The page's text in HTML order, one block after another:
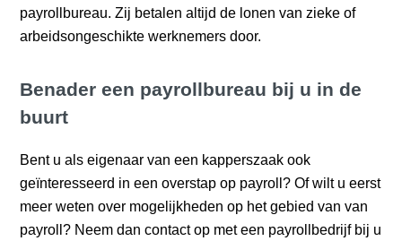
payrollbureau. Zij betalen altijd de lonen van zieke of
arbeidsongeschikte werknemers door.
Benader een payrollbureau bij u in de
buurt
Bent u als eigenaar van een kapperszaak ook
geïnteresseerd in een overstap op payroll? Of wilt u eerst
meer weten over mogelijkheden op het gebied van van
payroll? Neem dan contact op met een payrollbedrijf bij u